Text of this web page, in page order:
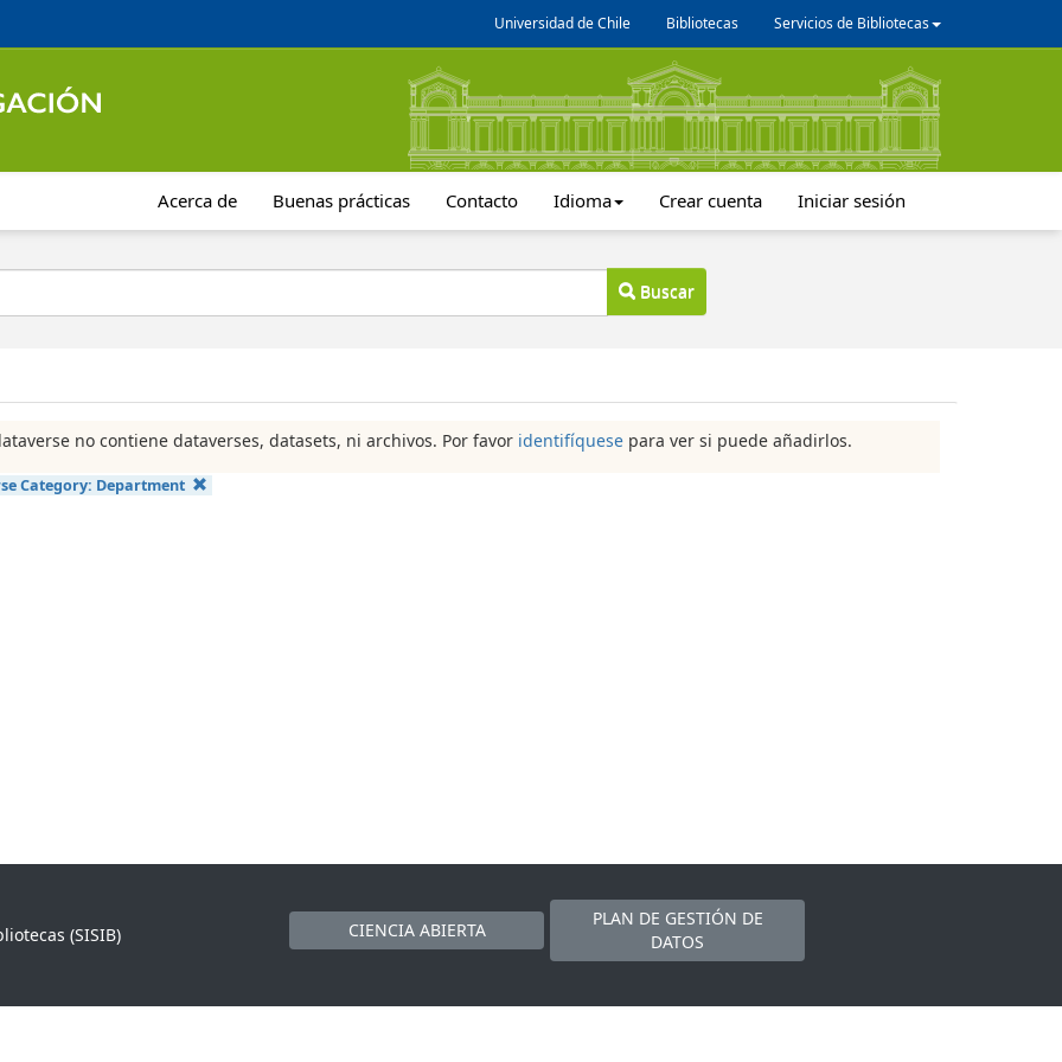
Universidad de Chile Bibliotecas Servicios de Bibliotecas
Acerca de Buenas prácticas Contacto Idioma Crear cuenta Iniciar sesión
Buscar
no contiene dataverses, datasets, ni archivos. Por favor identifíquese para ver si puede añadirlos.
Category: Department
(SISIB)
CIENCIA ABIERTA
PLAN DE GESTIÓN DE
DATOS